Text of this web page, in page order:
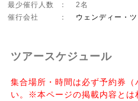
最少催行人数
：
2名
催行会社
： ウェンディー・
ツアースケジュール
集合場所・時間は必ず予約券（
い。※本ページの掲載内容とは